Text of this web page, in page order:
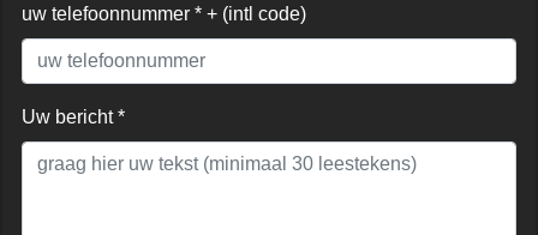
uw telefoonnummer * + (intl code)
Uw bericht *